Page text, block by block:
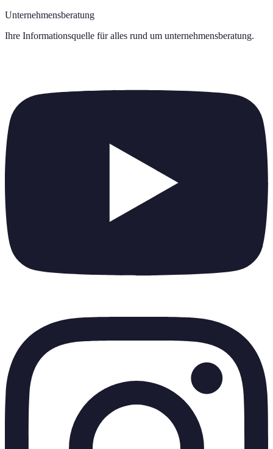
Unternehmensberatung
Ihre Informationsquelle für alles rund um unternehmensberatung.